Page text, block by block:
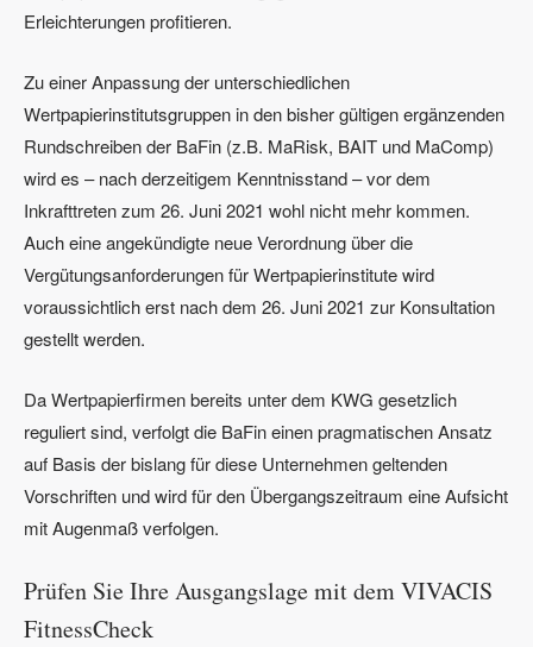
Erleichterungen profitieren.
Zu einer Anpassung der unterschiedlichen
Wertpapierinstitutsgruppen in den bisher gültigen ergänzenden
Rundschreiben der BaFin (z.B. MaRisk, BAIT und MaComp)
wird es – nach derzeitigem Kenntnisstand – vor dem
Inkrafttreten zum 26. Juni 2021 wohl nicht mehr kommen.
Auch eine angekündigte neue Verordnung über die
Vergütungsanforderungen für Wertpapierinstitute wird
voraussichtlich erst nach dem 26. Juni 2021 zur Konsultation
gestellt werden.
Da Wertpapierfirmen bereits unter dem KWG gesetzlich
reguliert sind, verfolgt die BaFin einen pragmatischen Ansatz
auf Basis der bislang für diese Unternehmen geltenden
Vorschriften und wird für den Übergangszeitraum eine Aufsicht
mit Augenmaß verfolgen.
Prüfen Sie Ihre Ausgangslage mit dem VIVACIS
FitnessCheck